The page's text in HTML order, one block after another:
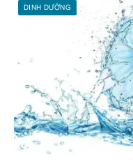
DINH DƯỠNG